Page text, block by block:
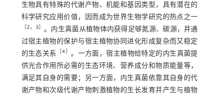
生物具有特殊的代谢产物、机能和基因类型，具有潜在的
科学研究应用价值，因而成为世界生物学研究的热点之一
2， 3
。内生真菌从植物体内获得足够氮源、碳源，并通
过宿主植物的保护与宿主植物协同进化形成复杂而又稳定
的生态关系
［4
。一方面，宿主植物给特定的内生真菌提
供光合作用所必需的生态环境、营养成分和物质能量等，
满足其自身的需要；另一方面，内生真菌依靠其自身的代
谢产物和次级代谢产物刺激植物的生长发育并产生与植物